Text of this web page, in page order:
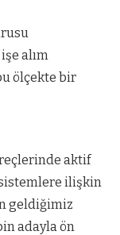
alım
ölçekte bir
aktif
ilişkin
geldiğimiz
adayla ön